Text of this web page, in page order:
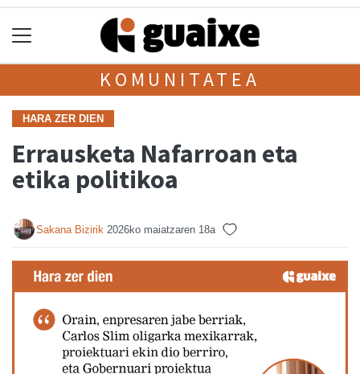
KOMUNITATEA
HARA ZER DIEN
Errausketa Nafarroan eta
etika politikoa
Sakana Bizirik 2026ko maiatzaren 18a